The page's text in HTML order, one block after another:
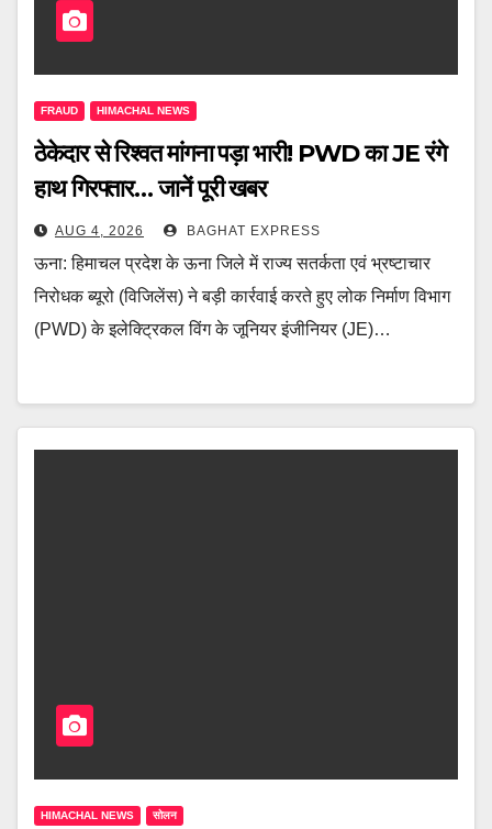
FRAUD HIMACHAL NEWS
ठेकेदार से रिश्वत मांगना पड़ा भारी! PWD का JE रंगे
हाथ गिरफ्तार… जानें पूरी खबर
AUG 4, 2026 BAGHAT EXPRESS
ऊना: हिमाचल प्रदेश के ऊना जिले में राज्य सतर्कता एवं भ्रष्टाचार
निरोधक ब्यूरो (विजिलेंस) ने बड़ी कार्रवाई करते हुए लोक निर्माण विभाग
(PWD) के इलेक्ट्रिकल विंग के जूनियर इंजीनियर (JE)…
HIMACHAL NEWS सोलन